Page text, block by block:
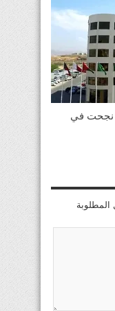
نجحت في
المطلوبة